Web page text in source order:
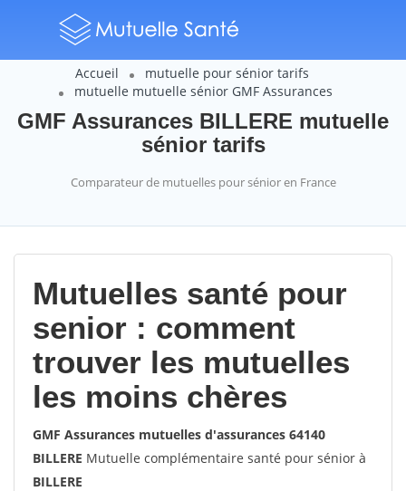
Accueil
mutuelle pour sénior tarifs
mutuelle mutuelle sénior GMF Assurances
GMF Assurances BILLERE mutuelle
sénior tarifs
Comparateur de mutuelles pour sénior en France
Mutuelles santé pour
senior : comment
trouver les mutuelles
les moins chères
GMF Assurances mutuelles d'assurances 64140
BILLERE Mutuelle complémentaire santé pour sénior à
BILLERE